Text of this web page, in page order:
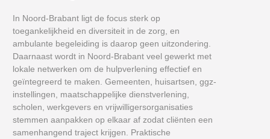
In Noord-Brabant ligt de focus sterk op
toegankelijkheid en diversiteit in de zorg, en
ambulante begeleiding is daarop geen uitzondering.
Daarnaast wordt in Noord-Brabant veel gewerkt met
lokale netwerken om de hulpverlening effectief en
geïntegreerd te maken. Gemeenten, huisartsen, ggz-
instellingen, maatschappelijke dienstverlening,
scholen, werkgevers en vrijwilligersorganisaties
stemmen aanpakken op elkaar af zodat cliënten een
samenhangend traject krijgen. Praktische